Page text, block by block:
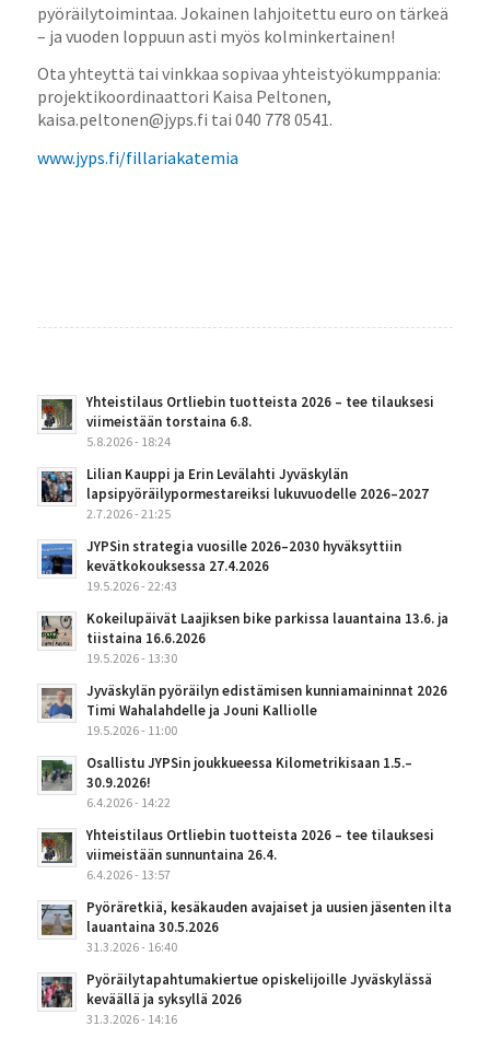
pyöräilytoimintaa. Jokainen lahjoitettu euro on tärkeä
– ja vuoden loppuun asti myös kolminkertainen!
Ota yhteyttä tai vinkkaa sopivaa yhteistyökumppania:
projektikoordinaattori Kaisa Peltonen,
kaisa.peltonen@jyps.fi tai 040 778 0541.
www.jyps.fi/fillariakatemia
Yhteistilaus Ortliebin tuotteista 2026 – tee tilauksesi
viimeistään torstaina 6.8.
5.8.2026 - 18:24
Lilian Kauppi ja Erin Levälahti Jyväskylän
lapsipyöräilypormestareiksi lukuvuodelle 2026–2027
2.7.2026 - 21:25
JYPSin strategia vuosille 2026–2030 hyväksyttiin
kevätkokouksessa 27.4.2026
19.5.2026 - 22:43
Kokeilupäivät Laajiksen bike parkissa lauantaina 13.6. ja
tiistaina 16.6.2026
19.5.2026 - 13:30
Jyväskylän pyöräilyn edistämisen kunniamaininnat 2026
Timi Wahalahdelle ja Jouni Kalliolle
19.5.2026 - 11:00
Osallistu JYPSin joukkueessa Kilometrikisaan 1.5.–
30.9.2026!
6.4.2026 - 14:22
Yhteistilaus Ortliebin tuotteista 2026 – tee tilauksesi
viimeistään sunnuntaina 26.4.
6.4.2026 - 13:57
Pyöräretkiä, kesäkauden avajaiset ja uusien jäsenten ilta
lauantaina 30.5.2026
31.3.2026 - 16:40
Pyöräilytapahtumakiertue opiskelijoille Jyväskylässä
keväällä ja syksyllä 2026
31.3.2026 - 14:16